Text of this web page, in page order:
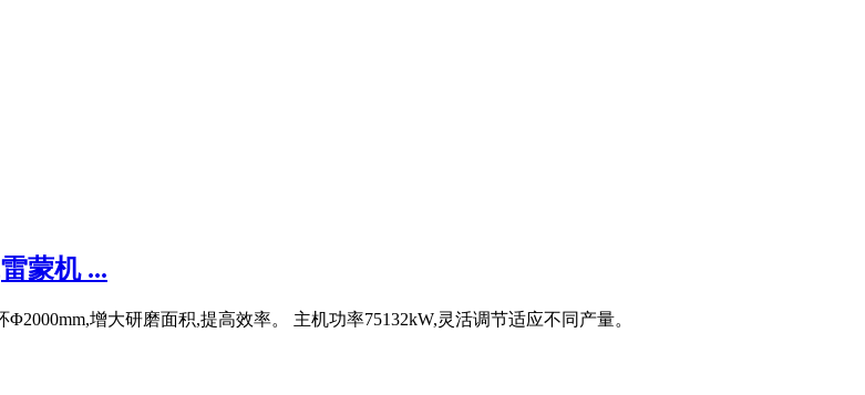
蒙机 ...
增大研磨面积,提高效率。 主机功率75132kW,灵活调节适应不同产量。